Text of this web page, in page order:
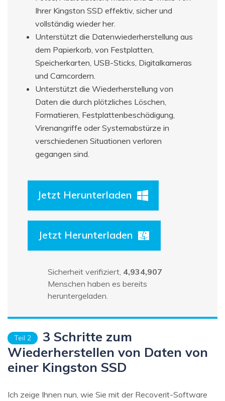
Ihrer Kingston SSD effektiv, sicher und
vollständig wieder her.
Unterstützt die Datenwiederherstellung aus
dem Papierkorb, von Festplatten,
Speicherkarten, USB-Sticks, Digitalkameras
und Camcordern.
Unterstützt die Wiederherstellung von
Daten die durch plötzliches Löschen,
Formatieren, Festplattenbeschädigung,
Virenangriffe oder Systemabstürze in
verschiedenen Situationen verloren
gegangen sind.
Jetzt Herunterladen
Jetzt Herunterladen
Sicherheit verifiziert, 4,934,907
Menschen haben es bereits
heruntergeladen.
Teil 2
3 Schritte zum
Wiederherstellen von Daten von
einer Kingston SSD
Ich zeige Ihnen nun, wie Sie mit der Recoverit-Software